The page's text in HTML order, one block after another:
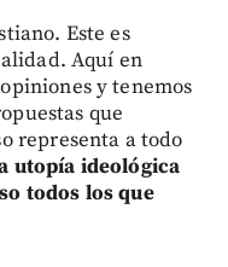
Este es
Aquí en
y tenemos
que
representa a todo
utopía ideológica
todos los que